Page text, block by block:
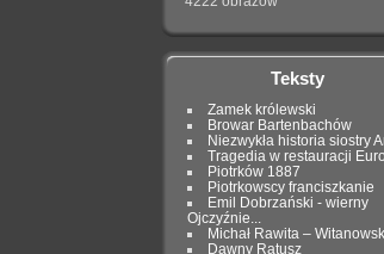
Teksty
Zamek królewski
Browar Bartenbachów
Niezwykła historia siostry
Tragedia w restauracji
Piotrków 1887
Piotrkowscy franciszkanie
Emil Dobrzański - wierny
Ojczyźnie...
Michał Rawita –
Dawny Ratusz